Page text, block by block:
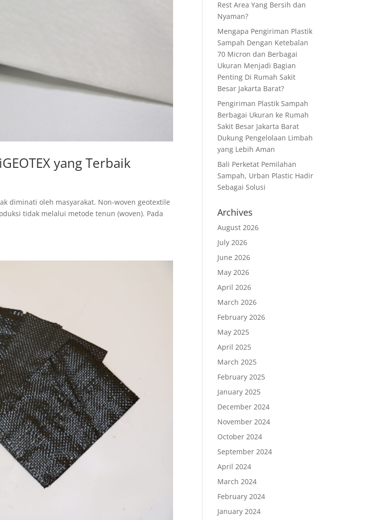
yang Terbaik
diminati oleh masyarakat. Non-woven geotextile
tidak melalui metode tenun (woven). Pada
Rest Area Yang Bersih dan
Nyaman?
Mengapa Pengiriman Plastik
Sampah Dengan Ketebalan
70 Micron dan Berbagai
Ukuran Menjadi Bagian
Penting Di Rumah Sakit
Besar Jakarta Barat?
Pengiriman Plastik Sampah
Berbagai Ukuran ke Rumah
Sakit Besar Jakarta Barat
Dukung Pengelolaan Limbah
yang Lebih Aman
Bali Perketat Pemilahan
Sampah, Urban Plastic Hadir
Sebagai Solusi
Archives
August 2026
July 2026
June 2026
May 2026
April 2026
March 2026
February 2026
May 2025
April 2025
March 2025
February 2025
January 2025
December 2024
November 2024
October 2024
September 2024
April 2024
March 2024
February 2024
January 2024